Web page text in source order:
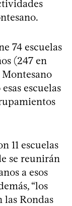
74 escuelas
(247 en
escuelas
11 escuelas
se reunirán
a esos
“los
las Rondas